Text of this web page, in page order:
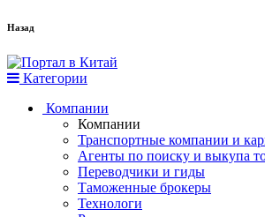
Назад
Категории
Компании
Компании
Транспортные компании и
Агенты по поиску и выкупа
Переводчики и гиды
Таможенные брокеры
Технологи